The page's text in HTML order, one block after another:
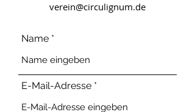
verein@circulignum.de
Name
E-Mail-Adresse